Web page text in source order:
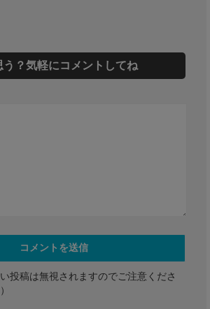
う？気軽にコメントしてね
投稿は無視されますのでご注意くださ